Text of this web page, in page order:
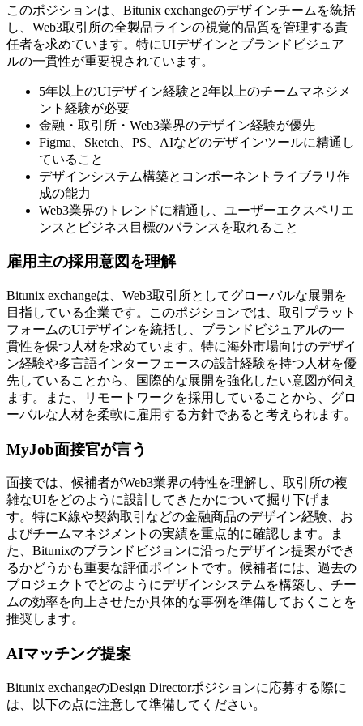
このポジションは、Bitunix exchangeのデザインチームを統括
し、Web3取引所の全製品ラインの視覚的品質を管理する責
任者を求めています。特にUIデザインとブランドビジュア
ルの一貫性が重要視されています。
5年以上のUIデザイン経験と2年以上のチームマネジメ
ント経験が必要
金融・取引所・Web3業界のデザイン経験が優先
Figma、Sketch、PS、AIなどのデザインツールに精通し
ていること
デザインシステム構築とコンポーネントライブラリ作
成の能力
Web3業界のトレンドに精通し、ユーザーエクスペリエ
ンスとビジネス目標のバランスを取れること
雇用主の採用意図を理解
Bitunix exchangeは、Web3取引所としてグローバルな展開を
目指している企業です。このポジションでは、取引プラット
フォームのUIデザインを統括し、ブランドビジュアルの一
貫性を保つ人材を求めています。特に海外市場向けのデザイ
ン経験や多言語インターフェースの設計経験を持つ人材を優
先していることから、国際的な展開を強化したい意図が伺え
ます。また、リモートワークを採用していることから、グロ
ーバルな人材を柔軟に雇用する方針であると考えられます。
MyJob面接官が言う
面接では、候補者がWeb3業界の特性を理解し、取引所の複
雑なUIをどのように設計してきたかについて掘り下げま
す。特にK線や契約取引などの金融商品のデザイン経験、お
よびチームマネジメントの実績を重点的に確認します。ま
た、Bitunixのブランドビジョンに沿ったデザイン提案ができ
るかどうかも重要な評価ポイントです。候補者には、過去の
プロジェクトでどのようにデザインシステムを構築し、チー
ムの効率を向上させたか具体的な事例を準備しておくことを
推奨します。
AIマッチング提案
Bitunix exchangeのDesign Directorポジションに応募する際に
は、以下の点に注意して準備してください。